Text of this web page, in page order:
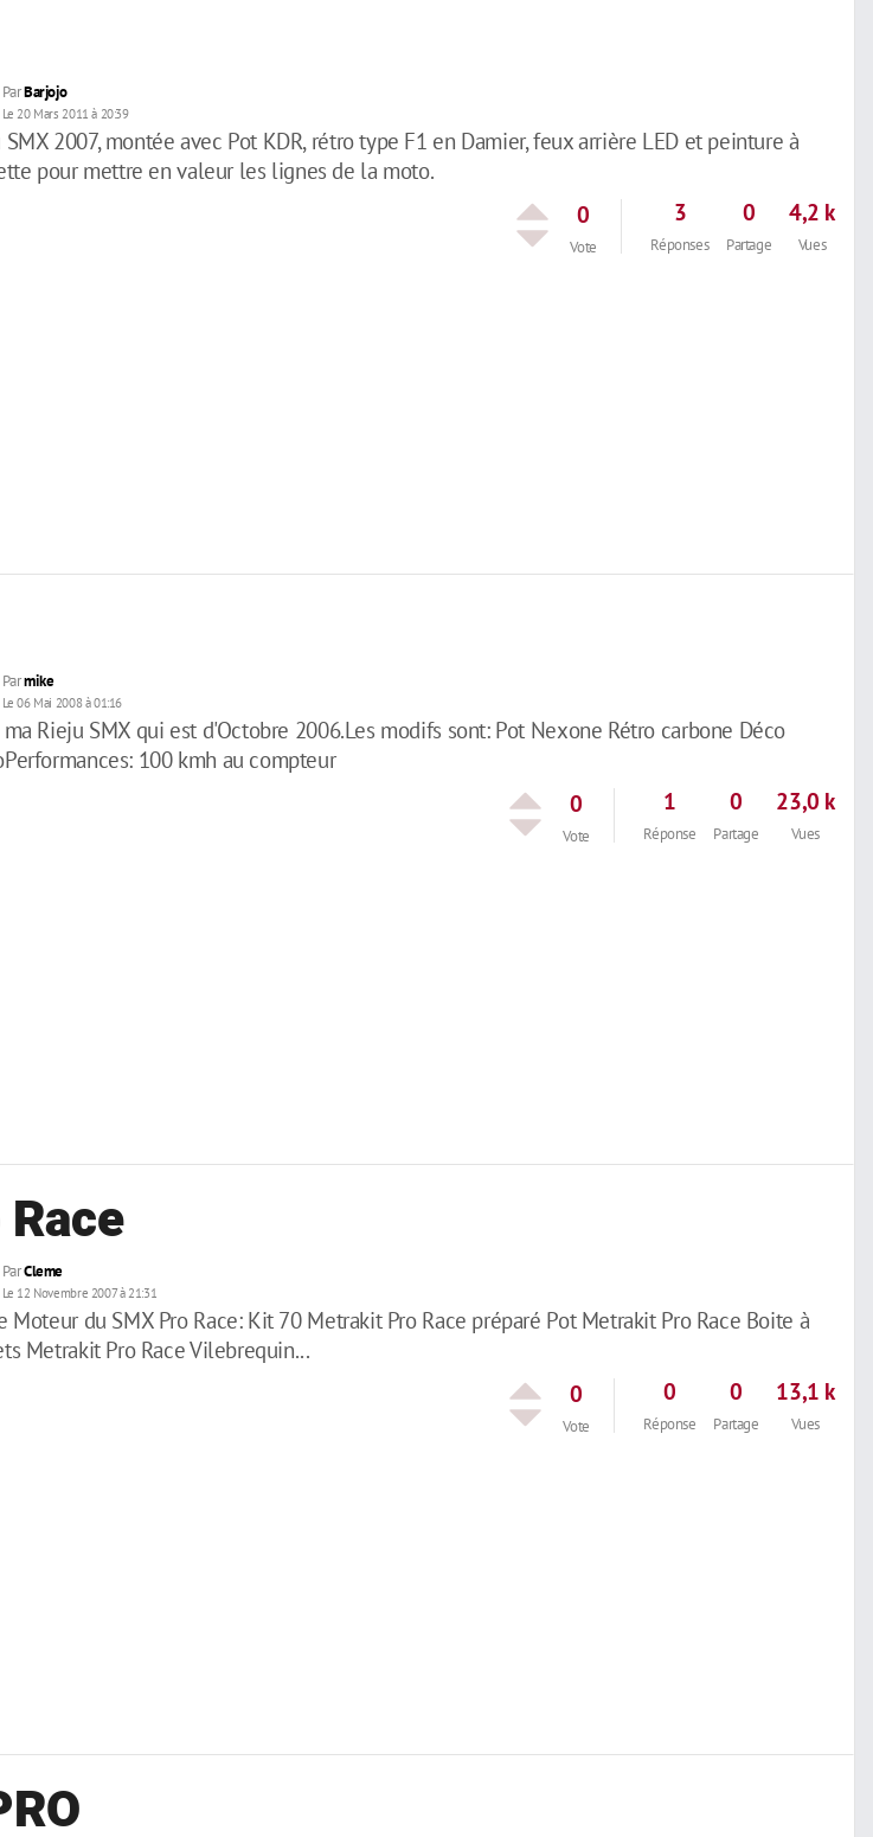
ParBarjojo
Le 20 Mars 2011 à 20:39
SMX 2007, montée avec Pot KDR, rétro type F1 en Damier, feux arrière LED et peinture à
pour mettre en valeur les lignes de la moto.
0
Vote
3
Réponses
0
Partage
4,2 k
Vues
Parmike
Le 06 Mai 2008 à 01:16
Rieju SMX qui est d'Octobre 2006.Les modifs sont: Pot Nexone Rétro carbone Déco
100 kmh au compteur
0
Vote
1
Réponse
0
Partage
23,0 k
Vues
ParCleme
Le 12 Novembre 2007 à 21:31
Moteur du SMX Pro Race: Kit 70 Metrakit Pro Race préparé Pot Metrakit Pro Race Boite à
Metrakit Pro Race Vilebrequin...
0
Vote
0
Réponse
0
Partage
13,1 k
Vues